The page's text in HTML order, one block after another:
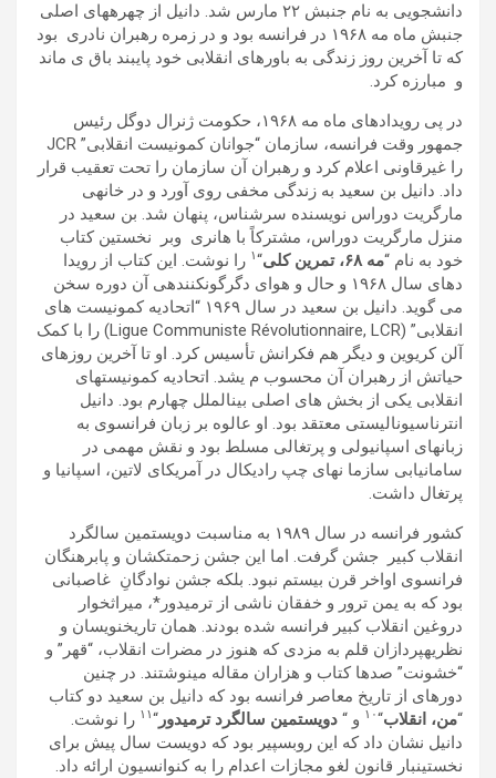
دانشجويی به نام جنبش ٢٢ مارس شد. دانيل از چھرهھای اصلی
جنبش ماه مه ١٩۶٨ در فرانسه بود و در زمره رھبران نادری بود
که تا آخرين روز زندگی به باورھای انقلابی خود پایبند باق ی ماند
و مبارزه کرد.
در پی رویدادھای ماه مه ١٩۶٨، حکومت ژنرال دوگل رئيس
جمھور وقت فرانسه، سازمان “جوانان کمونيست انقلابی” JCR
را غيرقاونی اعلام کرد و رھبران آن سازمان را تحت تعقيب قرار
داد. دانيل بن سعيد به زندگی مخفی روی آورد و در خانهی
مارگريت دوراس نويسنده سرشناس، پنھان شد. بن سعيد در
منزل مارگريت دوراس، مشترکاً با ھانری وبر نخستين کتاب
خود به نام “مه۶٨، تمرين کلی“١ را نوشت. اين کتاب از رويدا
دھای سال ١٩۶٨ و حال و ھوای دگرگونکنندهی آن دوره سخن
می گويد. دانيل بن سعيد در سال ١٩۶٩ “اتحاديه کمونيست ھای
انقلابی” (Ligue Communiste Révolutionnaire, LCR) را با کمک
آلن کريوين و ديگر ھم فکرانش تأسيس کرد. او تا آخرين روزھای
حياتش از رھبران آن محسوب م یشد. اتحاديه کمونيستھای
انقلابی يکی از بخش ھای اصلی بينالملل چھارم بود. دانيل
انترناسيوناليستی معتقد بود. او عالوه بر زبان فرانسوی به
زبانھای اسپانيولی و پرتغالی مسلط بود و نقش مھمی در
سامانيابی سازما نھای چپ راديکال در آمريکای لاتين، اسپانيا و
پرتغال داشت.
کشور فرانسه در سال ١٩٨٩ به مناسبت دويستمين سالگرد
انقلاب کبير جشن گرفت. اما اين جشن زحمتکشان و پابرھنگان
فرانسوی اواخر قرن بيستم نبود. بلکه جشن نوادگانِ غاصبانی
بود که به يمن ترور و خفقان ناشی از ترميدور*، ميراثخوار
دروغين انقلاب کبير فرانسه شده بودند. ھمان تاريخنويسان و
نظريهپردازان قلم به مزدی که ھنوز در مضرات انقلاب، “قھر” و
“خشونت” صدھا کتاب و ھزاران مقاله مینوشتند. در چنين
دورهای از تاريخ معاصر فرانسه بود که دانيل بن سعيد دو کتاب
“من، انقلاب“١٠ و “ دويستمين سالگرد ترميدور “١١ را نوشت.
دانيل نشان داد که اين روبسپير بود که دويست سال پيش برای
نخستينبار قانون لغو مجازات اعدام را به کنوانسيون ارائه داد.